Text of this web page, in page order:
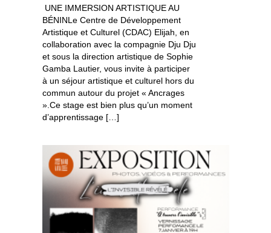
UNE IMMERSION ARTISTIQUE AU
BÉNINLe Centre de Développement
Artistique et Culturel (CDAC) Elijah, en
collaboration avec la compagnie Dju Dju
et sous la direction artistique de Sophie
Gamba Lautier, vous invite à participer
à un séjour artistique et culturel hors du
commun autour du projet « Ancrages
».Ce stage est bien plus qu’un moment
d’apprentissage […]